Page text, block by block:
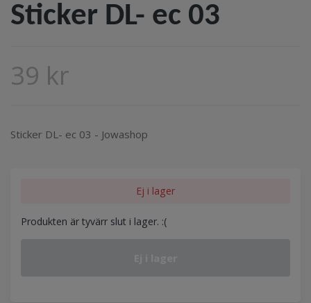
Sticker DL- ec 03
39 kr
Sticker DL- ec 03 - Jowashop
Ej i lager
Produkten är tyvärr slut i lager. :(